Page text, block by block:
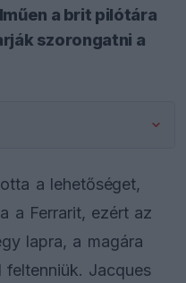
a brit pilótára
szorongatni a
a lehetőséget,
a Ferrarit, ezért az
lapra, a magára
Jacques